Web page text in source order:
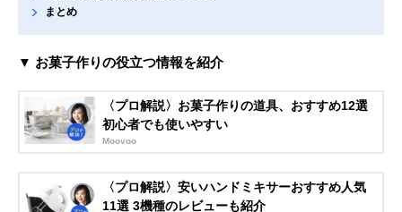
まとめ
▼ お菓子作りの役立つ情報を紹介
〈プロ解説〉お菓子作りの道具、おすすめ12選
初心者でも使いやすい
Moovoo
〈プロ解説〉安いハンドミキサーおすすめ人気
11選 3機種のレビューも紹介